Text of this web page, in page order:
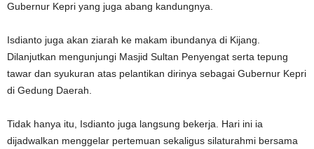
Gubernur Kepri yang juga abang kandungnya.
Isdianto juga akan ziarah ke makam ibundanya di Kijang.
Dilanjutkan mengunjungi Masjid Sultan Penyengat serta tepung
tawar dan syukuran atas pelantikan dirinya sebagai Gubernur Kepri
di Gedung Daerah.
Tidak hanya itu, Isdianto juga langsung bekerja. Hari ini ia
dijadwalkan menggelar pertemuan sekaligus silaturahmi bersama